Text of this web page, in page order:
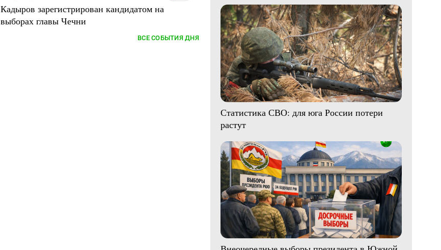
Кадыров зарегистрирован кандидатом на
выборах главы Чечни
ВСЕ СОБЫТИЯ ДНЯ
Статистика СВО: для юга России потери
растут